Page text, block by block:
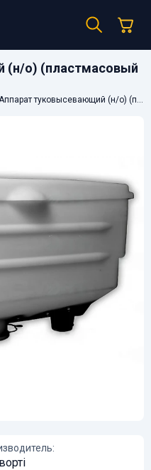
(н/о) (пластмасовый
туковысевающий (н/о) (пластмасовый корпус) КРН-5,6